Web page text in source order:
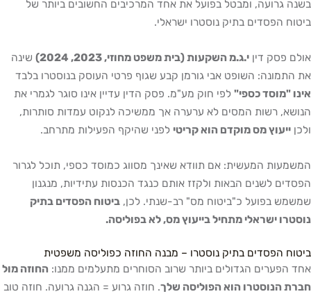
ומבטל בפועל את אחד המרכיבים החשובים ביותר של
בתיק נוסטרו ישראלי.
דיןי.ג.מ השקעות (בית משפט מחוזי, 2023, 2024)
שינה
השופט אבי גורמן קבע שגוף פרטי העוסק בנוסטרו בלבד
כספי"לפי חוק מע"מ. פסק הדין עדיין אינו סוגר לגמרי את
רשות המסים לא ערערה אך ממשיכה לנקוט עמדות סותרות,
מס מוקדם הוא קריטילפני שהיקף הפעילות מתרחב.
המעשית: אם תוודא שאינך מסווג כמוסד כספי, תוכל לגרור
לשנים הבאות ולקזז אותם כנגד הכנסות עתידיות, מנגנון
בפועל כ"ביטוח מס" רב-שנתי. לכן,ביטוח הפסדים בתיק
ישראלי מתחיל בייעוץ מס, לא בפוליסה.
הפסדים בתיק נוסטרו – מבנה החוזה כפוליסה משפטית
הגדולים ביותר שרוב הסוחרים מתעלמים ממנו: החוזה מול
הוא הפוליסה שלך. חוזה גרוע = הגנה גרועה. חוזה טוב